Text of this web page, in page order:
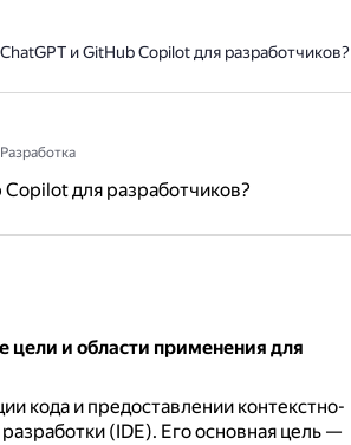
и GitHub Copilot для разработчиков?
для разработчиков?
цели и области применения для
кода и предоставлении контекстно-
(IDE). Его основная цель —